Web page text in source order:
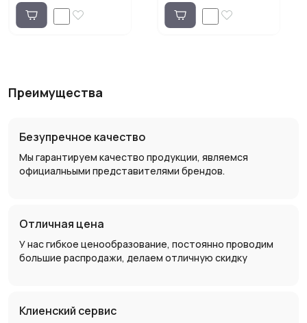
Преимущества
Безупречное качество
Мы гарантируем качество продукции, являемся
официалньыми представителями брендов.
Отличная цена
У нас гибкое ценообразование, постоянно проводим
большие распродажи, делаем отличную скидку
Клиенский сервис